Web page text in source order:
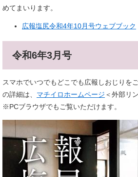
めてまいります。
広報塩尻令和4年10月号ウェブブック
令和6年3月号
スマホでいつでもどこでも広報しおじりを
の詳細は、 マチイロホームページ ＜外部リ
※PCブラウザでもご覧いただけます。